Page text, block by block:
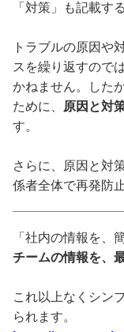
「対策」も記載す
トラブルの原因や
スを繰り返すので
かねません。した
ために、
原因と対
す。
さらに、原因と対
係者全体で再発防
「社内の情報を、
チームの情報を、
これ以上なくシン
られます。